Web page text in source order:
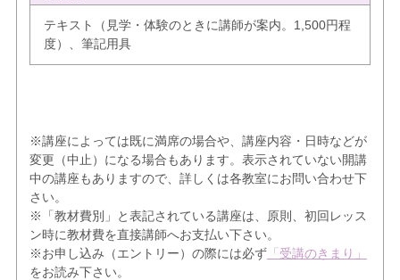
テキスト（見学・体験のときに講師が案内。1,500円程
度）、筆記用具
※講座によっては既に満席の場合や、講座内容・日時などが
変更（中止）になる場合もあります。表示されていない開講
中の講座もありますので、詳しくは各教室にお問い合わせ下
さい。
※「教材費別」と表記されている講座は、原則、初回レッス
ン時に教材費を直接講師へお支払い下さい。
※お申し込み（エントリー）の際には必ず「受講のきまり」
をお読み下さい。